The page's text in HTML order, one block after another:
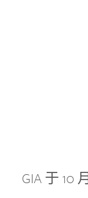
GIA 于 10